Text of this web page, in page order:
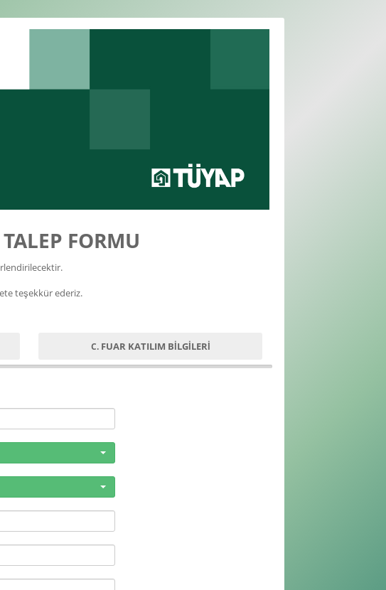
FORMU
teşekkür ederiz.
C.FUAR KATILIM BİLGİLERİ